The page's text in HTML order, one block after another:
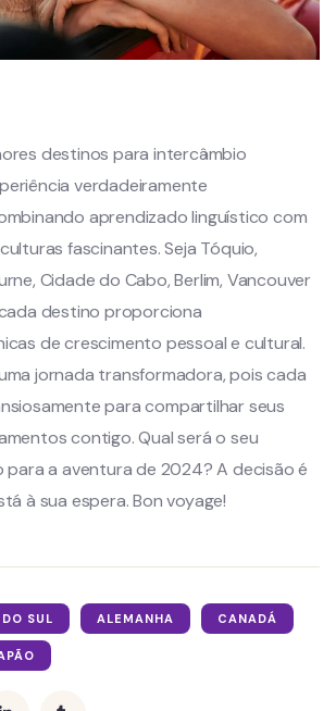
destinos para intercâmbio
verdadeiramente
aprendizado linguístico com
fascinantes. Seja Tóquio,
Cidade do Cabo, Berlim, Vancouver
destino proporciona
de crescimento pessoal e cultural.
jornada transformadora, pois cada
para compartilhar seus
contigo. Qual será o seu
a aventura de 2024? A decisão é
à sua espera. Bon voyage!
SUL ALEMANHA CANADÁ